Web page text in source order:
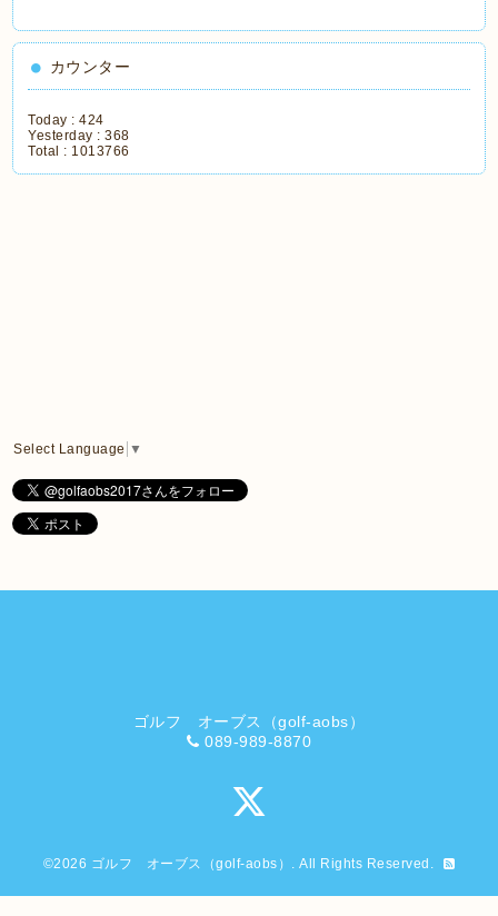
カウンター
Today :424
Yesterday :368
Total : 1013766
Select Language ▼
ゴルフ オーブス（golf-aobs）
089-989-8870
©2026 ゴルフ オーブス（golf-aobs） . All Rights Reserved.